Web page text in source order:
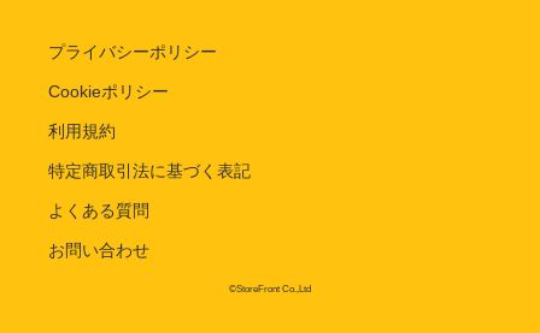
プライバシーポリシー
Cookieポリシー
利用規約
特定商取引法に基づく表記
よくある質問
お問い合わせ
©StoreFront Co.,Ltd